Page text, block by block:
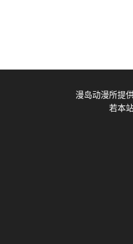
漫岛动漫所提
若本